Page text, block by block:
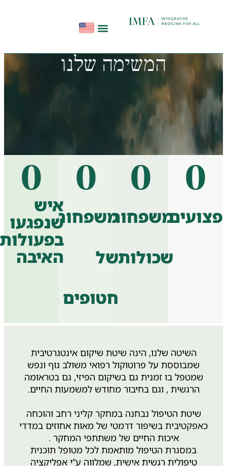
המשימה שלנו
0
משפחות
שכולות
0
משפחות
של
חטופים
0
איש
שנפגעו
בפעולות
האיבה
0
השיטה שלנו, הינה שיטת שיקום אינטגרטיבית
שמבוססת על פרוטוקול רפואי משולב גוף ונפש
שמטפל בו זמנית גם בשיקום הפיזי, גם בטראומה
הרגשית , וגם בחיבור מחודש למשמעות החיים.
שיטת הטיפול נבחנה במחקר קליני רחב והוכחה
כאפקטיבית בשיפור דרמטי של מאות אחוזים במדדי
איכות החיים של משתתפי המחקר .
במסגרת הטיפול מותאמת לכל מטופל תוכנית
טיפולית רגשית אישית, שמלווה ע”י אפליקציה